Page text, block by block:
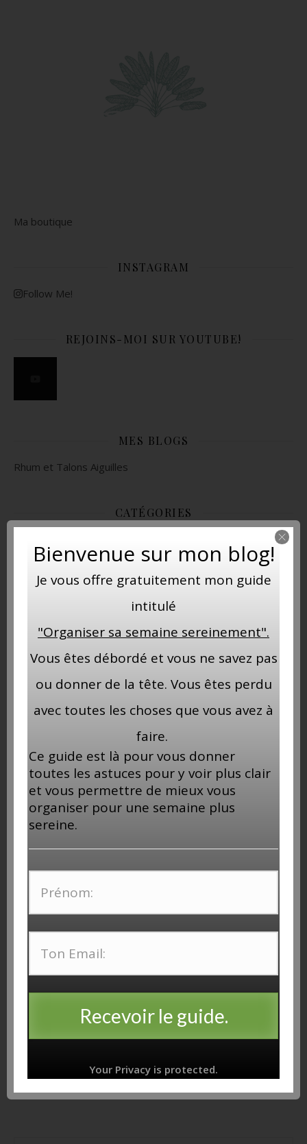
Ma boutique
INSTAGRAM
Follow Me!
REJOINS-MOI SUR YOUTUBE!
MES BLOGS
Rhum et Talons Aiguilles
CATÉGORIES
On reste en contact
Si tu souhaites recevoir gratuitement mon guide
"Organiser sa semaine sereinement"
Recevoir le guide!
Bienvenue sur mon blog!
Je vous offre gratuitement mon guide
intitulé
"Organiser sa semaine sereinement".
Vous êtes débordé et vous ne savez pas
ou donner de la tête. Vous êtes perdu
avec toutes les choses que vous avez à
faire.
Ce guide est là pour vous donner
toutes les astuces pour y voir plus clair
et vous permettre de mieux vous
organiser pour une semaine plus
sereine.
Recevoir le guide.
Your Privacy is protected.